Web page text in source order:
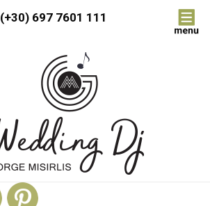
(+30) 697 7601 111